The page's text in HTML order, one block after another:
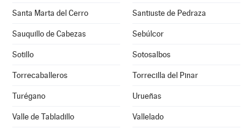
Santa Marta del Cerro Santiuste de Pedraza
Sauquillo de Cabezas Sebúlcor
Sotillo Sotosalbos
Torrecaballeros Torrecilla del Pinar
Turégano Urueñas
Valle de Tabladillo Vallelado